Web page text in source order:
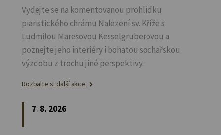
Vydejte se na komentovanou prohlídku
piaristického chrámu Nalezení sv. Kříže s
Ludmilou Marešovou Kesselgruberovou a
poznejte jeho interiéry i bohatou sochařskou
výzdobu z trochu jiné perspektivy.
Rozbalte si další akce
7. 8. 2026